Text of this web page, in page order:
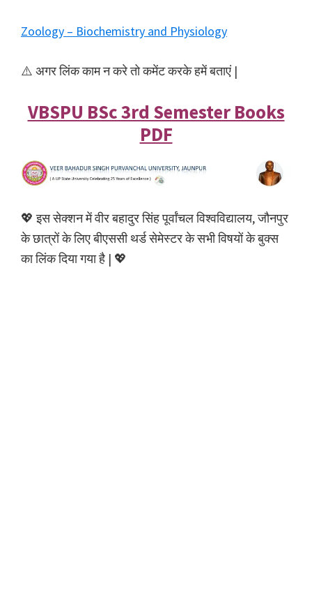
Zoology – Biochemistry and Physiology
⚠️ अगर लिंक काम न करे तो कमेंट करके हमें बताएं |
VBSPU BSc 3rd Semester Books
PDF
💖 इस सेक्शन में वीर बहादुर सिंह पूर्वांचल विश्वविद्यालय, जौनपुर
के छात्रों के लिए बीएससी थर्ड सेमेस्टर के सभी विषयों के बुक्स
का लिंक दिया गया है | 💖